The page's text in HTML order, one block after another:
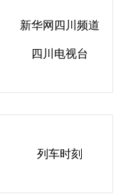
新华网四川频道
新华网四川频道
四川电视台
列车时刻